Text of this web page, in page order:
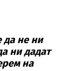
не ни
ни дадат
на